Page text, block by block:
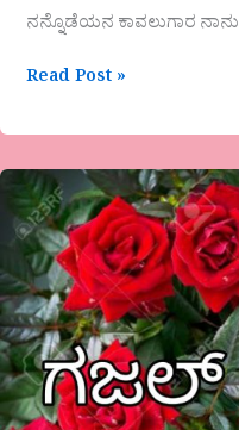
ನನ್ನೊಡೆಯನ ಕಾವಲುಗಾರ ನಾನು
Read Post »